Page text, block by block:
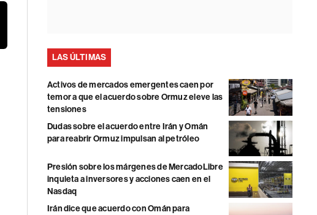
LAS ÚLTIMAS
Activos de mercados emergentes caen por
temor a que el acuerdo sobre Ormuz eleve las
tensiones
Dudas sobre el acuerdo entre Irán y Omán
para reabrir Ormuz impulsan al petróleo
Presión sobre los márgenes de MercadoLibre
inquieta a inversores y acciones caen en el
Nasdaq
Irán dice que acuerdo con Omán para